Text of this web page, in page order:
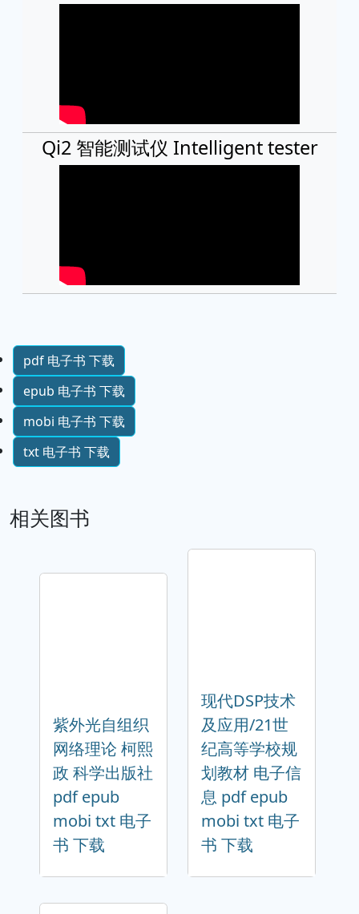
Qi2 智能测试仪 Intelligent tester
pdf 电子书 下载
epub 电子书 下载
mobi 电子书 下载
txt 电子书 下载
相关图书
紫外光自组织
网络理论 柯熙
政 科学出版社
pdf epub
mobi txt 电子
书 下载
现代DSP技术
及应用/21世
纪高等学校规
划教材 电子信
息 pdf epub
mobi txt 电子
书 下载